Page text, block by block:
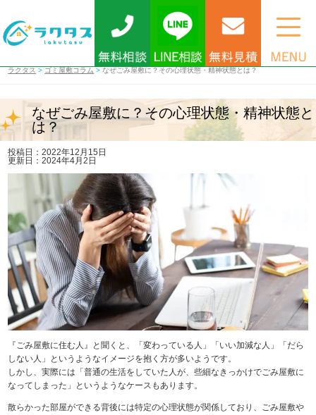
ラクタス > ゴミ屋敷コラム >なぜごみ屋敷に？その心理状態・精神状態とは？
なぜごみ屋敷に？その心理状態・精神状態と
は？
投稿日：2022年12月15日
更新日：2024年4月2日
『ごみ屋敷に住む人』と聞くと、「変わっている人」「いい加減な人」「だら
しない人」というようなイメージを抱く方が多いようです。
しかし、実際には「普通の生活をしていた人が、些細なきっかけでごみ屋敷に
なってしまった」というようなケースもあります。
散らかった部屋ができる背後には特定の心理状態が関係しており、ごみ屋敷や